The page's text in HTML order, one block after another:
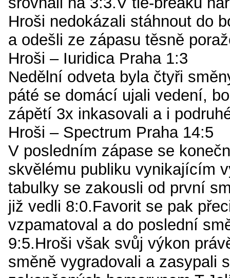
Hroši nedokázali stáhnout do
a odešli ze zápasu těsně
Hroši – Iuridica Praha 1:3
Nedělní odveta byla čtyři
páté se domácí ujali vedení,
zápětí 3x inkasovali a i
Hroši – Spectrum Praha 14:5
V posledním zápase se
skvělému publiku vynikajícím
tabulky se zakousli od první
již vedli 8:0.Favorit se pak
vzpamatoval a do poslední
9:5.Hroši však svůj výkon
směně vygradovali a zasypali